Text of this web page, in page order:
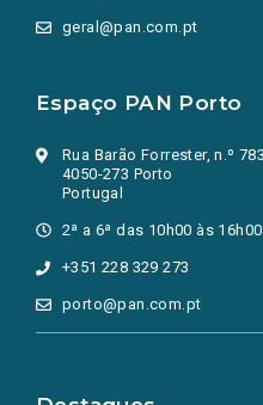
geral@pan.com.pt
Espaço PAN Porto
Rua Barão Forrester, n.º 783
4050-273 Porto
Portugal
2ª a 6ª das 10h00 às 16h00
+351 228 329 273
porto@pan.com.pt